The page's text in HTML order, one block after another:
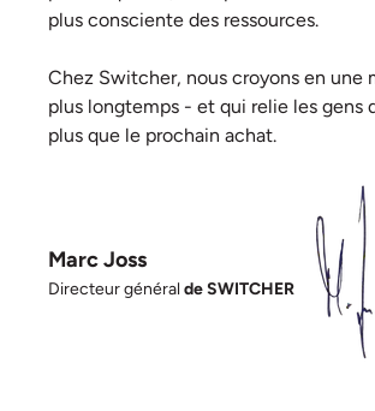
plus consciente des ressources.
Chez Switcher, nous croyons en une
plus longtemps - et qui relie les gens
plus que le prochain achat.
Marc Joss
Directeur général de SWITCHER